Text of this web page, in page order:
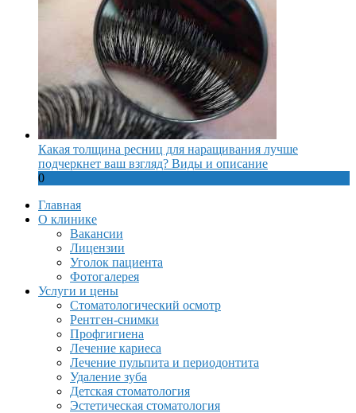
Какая толщина ресниц для наращивания лучше
подчеркнет ваш взгляд? Виды и описание
0
Главная
О клинике
Вакансии
Лицензии
Уголок пациента
Фотогалерея
Услуги и цены
Стоматологический осмотр
Рентген-снимки
Профгигиена
Лечение кариеса
Лечение пульпита и периодонтита
Удаление зуба
Детская стоматология
Эстетическая стоматология